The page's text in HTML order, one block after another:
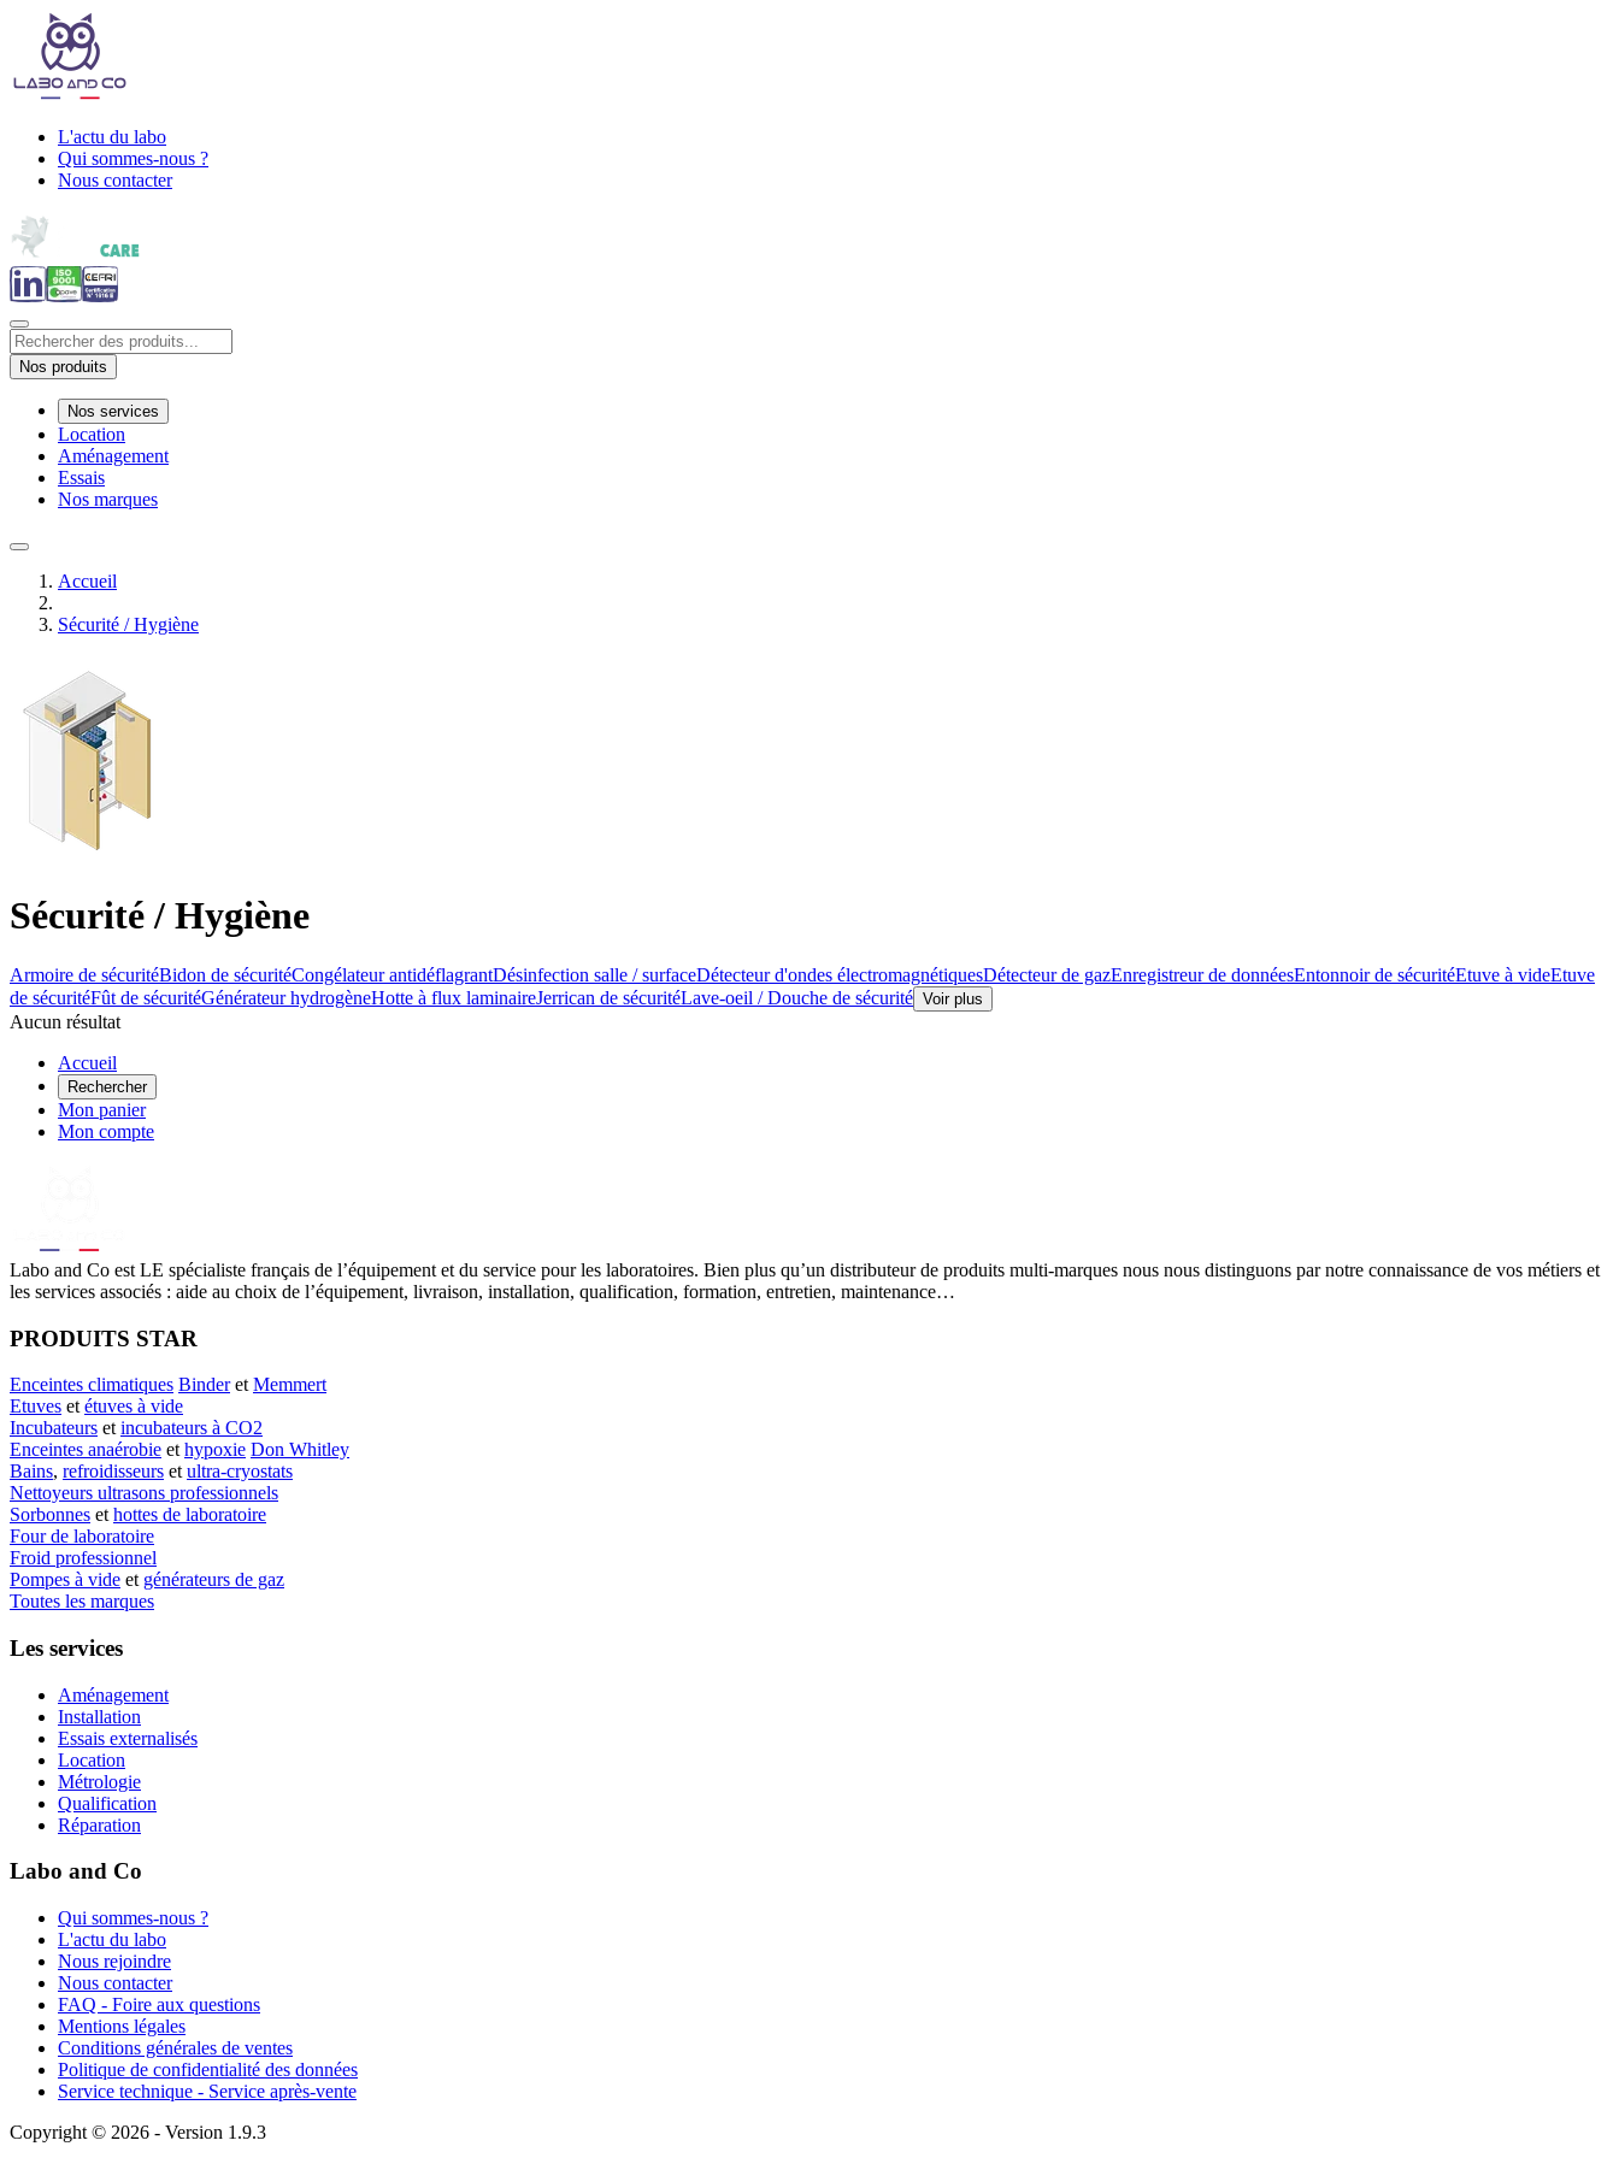
L'actu du labo
Qui sommes-nous ?
Nous contacter
Nos produits
Nos services
Location
Aménagement
Essais
Nos marques
Accueil
Sécurité / Hygiène
Sécurité / Hygiène
Armoire de sécuritéBidon de sécuritéCongélateur antidéflagrantDésinfection salle / surfaceDétecteur d'ondes électromagnétiquesDétecteur de gazEnregistreur de donnéesEntonnoir de sécuritéEtuve à videEtuve
de sécuritéFût de sécuritéGénérateur hydrogèneHotte à flux laminaireJerrican de sécuritéLave-oeil / Douche de sécurité Voir plus
Aucun résultat
Accueil
Rechercher
Mon panier
Mon compte
Labo and Co est LE spécialiste français de l’équipement et du service pour les laboratoires. Bien plus qu’un distributeur de produits multi-marques nous nous distinguons par notre connaissance de vos métiers et
les services associés : aide au choix de l’équipement, livraison, installation, qualification, formation, entretien, maintenance…
PRODUITS STAR
Enceintes climatiques Binderet Memmert
Etuves et étuves à vide
Incubateurs et incubateurs à CO2
Enceintes anaérobie et hypoxie Don Whitley
Bains, refroidisseurs et ultra-cryostats
Nettoyeurs ultrasons professionnels
Sorbonnes et hottes de laboratoire
Four de laboratoire
Froid professionnel
Pompes à vide et générateurs de gaz
Toutes les marques
Les services
Aménagement
Installation
Essais externalisés
Location
Métrologie
Qualification
Réparation
Labo and Co
Qui sommes-nous ?
L'actu du labo
Nous rejoindre
Nous contacter
FAQ - Foire aux questions
Mentions légales
Conditions générales de ventes
Politique de confidentialité des données
Service technique - Service après-vente
Copyright © 2026 - Version 1.9.3